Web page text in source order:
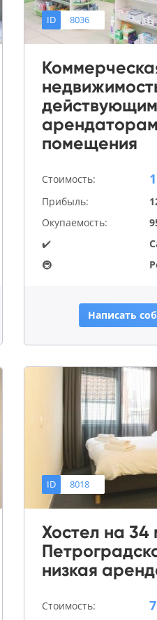
ID 8036
помещения
Стоимость:
Прибыль:
Окупаемость:
✔️
🚇
Написать
ID 8018
Хостел на 34
низкая
Стоимость: